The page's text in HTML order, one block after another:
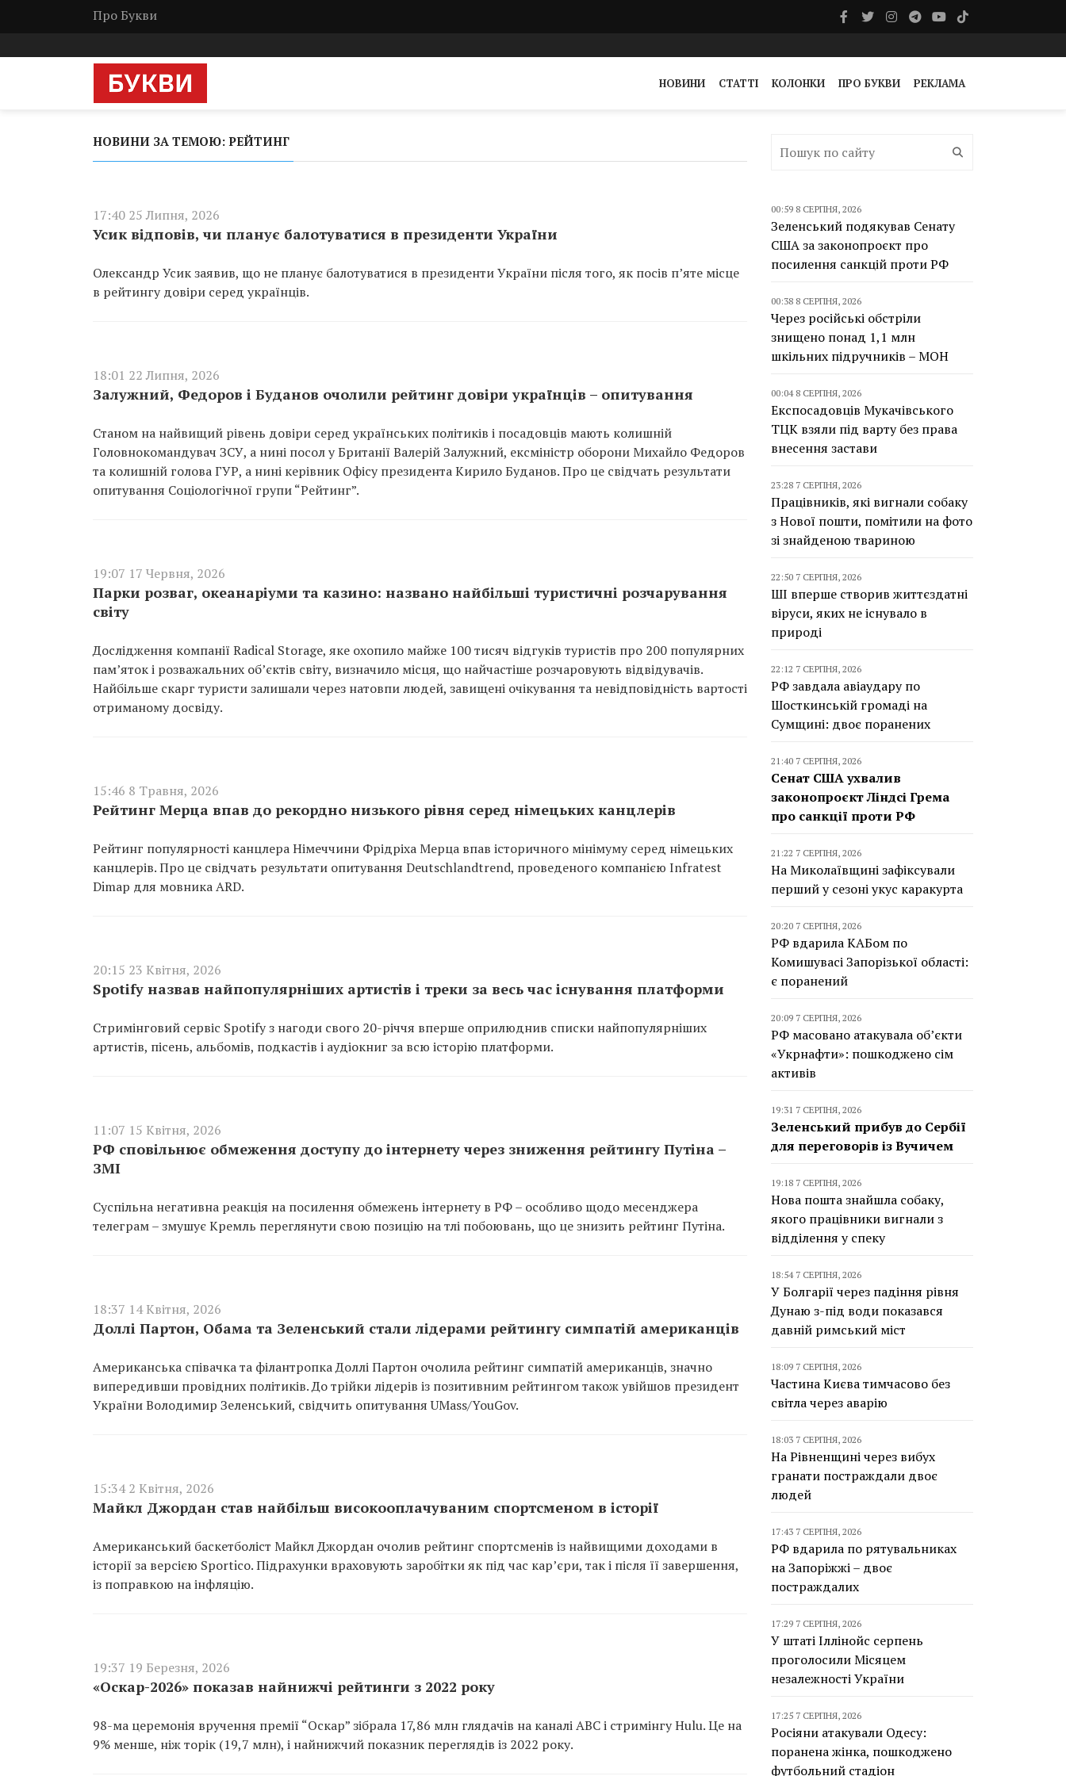
Про Букви
НОВИНИ СТАТТІ КОЛОНКИ ПРО БУКВИ РЕКЛАМА
НОВИНИ ЗА ТЕМОЮ: РЕЙТИНГ
17:40 25 Липня, 2026
Усик відповів, чи планує балотуватися в президенти України
Олександр Усик заявив, що не планує балотуватися в президенти України після того, як посів п’яте місце
в рейтингу довіри серед українців.
18:01 22 Липня, 2026
Залужний, Федоров і Буданов очолили рейтинг довіри українців – опитування
Станом на найвищий рівень довіри серед українських політиків і посадовців мають колишній
Головнокомандувач ЗСУ, а нині посол у Британії Валерій Залужний, ексміністр оборони Михайло Федоров
та колишній голова ГУР, а нині керівник Офісу президента Кирило Буданов. Про це свідчать результати
опитування Соціологічної групи “Рейтинг”.
19:07 17 Червня, 2026
Парки розваг, океанаріуми та казино: названо найбільші туристичні розчарування
світу
Дослідження компанії Radical Storage, яке охопило майже 100 тисяч відгуків туристів про 200 популярних
пам’яток і розважальних об’єктів світу, визначило місця, що найчастіше розчаровують відвідувачів.
Найбільше скарг туристи залишали через натовпи людей, завищені очікування та невідповідність вартості
отриманому досвіду.
15:46 8 Травня, 2026
Рейтинг Мерца впав до рекордно низького рівня серед німецьких канцлерів
Рейтинг популярності канцлера Німеччини Фрідріха Мерца впав історичного мінімуму серед німецьких
канцлерів. Про це свідчать результати опитування Deutschlandtrend, проведеного компанією Infratest
Dimap для мовника ARD.
20:15 23 Квітня, 2026
Spotify назвав найпопулярніших артистів і треки за весь час існування платформи
Стримінговий сервіс Spotify з нагоди свого 20-річчя вперше оприлюднив списки найпопулярніших
артистів, пісень, альбомів, подкастів і аудіокниг за всю історію платформи.
11:07 15 Квітня, 2026
РФ сповільнює обмеження доступу до інтернету через зниження рейтингу Путіна –
ЗМІ
Суспільна негативна реакція на посилення обмежень інтернету в РФ – особливо щодо месенджера
телеграм – змушує Кремль переглянути свою позицію на тлі побоювань, що це знизить рейтинг Путіна.
18:37 14 Квітня, 2026
Доллі Партон, Обама та Зеленський стали лідерами рейтингу симпатій американців
Американська співачка та філантропка Доллі Партон очолила рейтинг симпатій американців, значно
випередивши провідних політиків. До трійки лідерів із позитивним рейтингом також увійшов президент
України Володимир Зеленський, свідчить опитування UMass/YouGov.
15:34 2 Квітня, 2026
Майкл Джордан став найбільш високооплачуваним спортсменом в історії
Американський баскетболіст Майкл Джордан очолив рейтинг спортсменів із найвищими доходами в
історії за версією Sportico. Підрахунки враховують заробітки як під час кар’єри, так і після її завершення,
із поправкою на інфляцію.
19:37 19 Березня, 2026
«Оскар-2026» показав найнижчі рейтинги з 2022 року
98-ма церемонія вручення премії “Оскар” зібрала 17,86 млн глядачів на каналі ABC і стримінгу Hulu. Це на
9% менше, ніж торік (19,7 млн), і найнижчий показник переглядів із 2022 року.
00:59 8 СЕРПНЯ, 2026
Зеленський подякував Сенату
США за законопроєкт про
посилення санкцій проти РФ
00:38 8 СЕРПНЯ, 2026
Через російські обстріли
знищено понад 1,1 млн
шкільних підручників – МОН
00:04 8 СЕРПНЯ, 2026
Експосадовців Мукачівського
ТЦК взяли під варту без права
внесення застави
23:28 7 СЕРПНЯ, 2026
Працівників, які вигнали собаку
з Нової пошти, помітили на фото
зі знайденою твариною
22:50 7 СЕРПНЯ, 2026
ШІ вперше створив життєздатні
віруси, яких не існувало в
природі
22:12 7 СЕРПНЯ, 2026
РФ завдала авіаудару по
Шосткинській громаді на
Сумщині: двоє поранених
21:40 7 СЕРПНЯ, 2026
Сенат США ухвалив
законопроєкт Ліндсі Грема
про санкції проти РФ
21:22 7 СЕРПНЯ, 2026
На Миколаївщині зафіксували
перший у сезоні укус каракурта
20:20 7 СЕРПНЯ, 2026
РФ вдарила КАБом по
Комишувасі Запорізької області:
є поранений
20:09 7 СЕРПНЯ, 2026
РФ масовано атакувала об’єкти
«Укрнафти»: пошкоджено сім
активів
19:31 7 СЕРПНЯ, 2026
Зеленський прибув до Сербії
для переговорів із Вучичем
19:18 7 СЕРПНЯ, 2026
Нова пошта знайшла собаку,
якого працівники вигнали з
відділення у спеку
18:54 7 СЕРПНЯ, 2026
У Болгарії через падіння рівня
Дунаю з-під води показався
давній римський міст
18:09 7 СЕРПНЯ, 2026
Частина Києва тимчасово без
світла через аварію
18:03 7 СЕРПНЯ, 2026
На Рівненщині через вибух
гранати постраждали двоє
людей
17:43 7 СЕРПНЯ, 2026
РФ вдарила по рятувальниках
на Запоріжжі – двоє
постраждалих
17:29 7 СЕРПНЯ, 2026
У штаті Іллінойс серпень
проголосили Місяцем
незалежності України
17:25 7 СЕРПНЯ, 2026
Росіяни атакували Одесу:
поранена жінка, пошкоджено
футбольний стадіон